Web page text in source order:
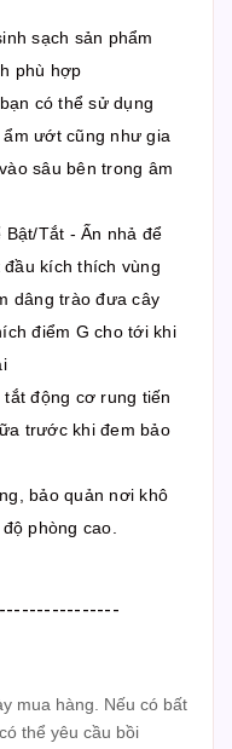
sạch sản phẩm
phù hợp
có thể sử dụng
ướt cũng như gia
sâu bên trong âm
Tắt - Ấn nhả để
kích thích vùng
dâng trào đưa cây
điểm G cho tới khi
động cơ rung tiến
trước khi đem bảo
bảo quản nơi khô
phòng cao.
mua hàng. Nếu có bất
thể yêu cầu bồi